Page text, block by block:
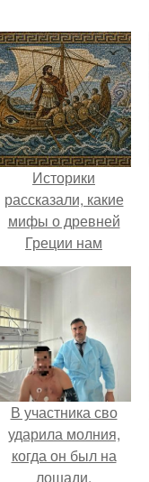
Историки
рассказали, какие
мифы о древней
Греции нам
навязало кино.
В участника сво
ударила молния,
когда он был на
лошади.